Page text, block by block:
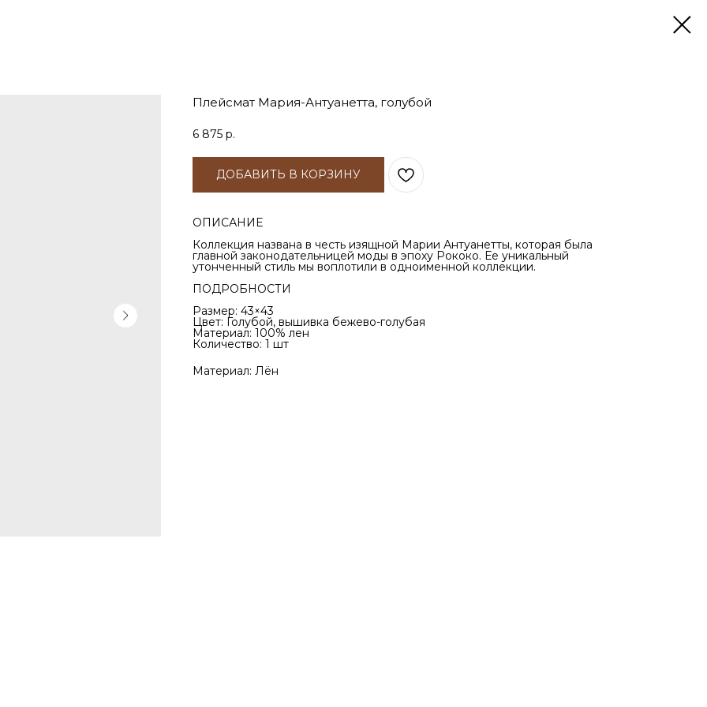
Плейсмат Мария-Антуанетта, голубой
6 875 р.
ДОБАВИТЬ В КОРЗИНУ
ОПИСАНИЕ
Коллекция названа в честь изящной Марии Антуанетты, которая была
главной законодательницей моды в эпоху Рококо. Ее уникальный
утонченный стиль мы воплотили в одноименной коллекции.
ПОДРОБНОСТИ
Размер: 43×43
Цвет: Голубой, вышивка бежево-голубая
Материал: 100% лен
Количество: 1 шт
Материал: Лён